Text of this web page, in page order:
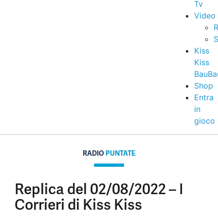
Tv
Video
Kiss
Kiss
Shop
Entra
in
gioco
RADIO PUNTATE
Replica del 02/08/2022 – I
Corrieri di Kiss Kiss